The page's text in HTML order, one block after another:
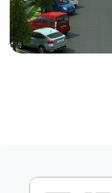
Üretici
anlayışı
Ülke